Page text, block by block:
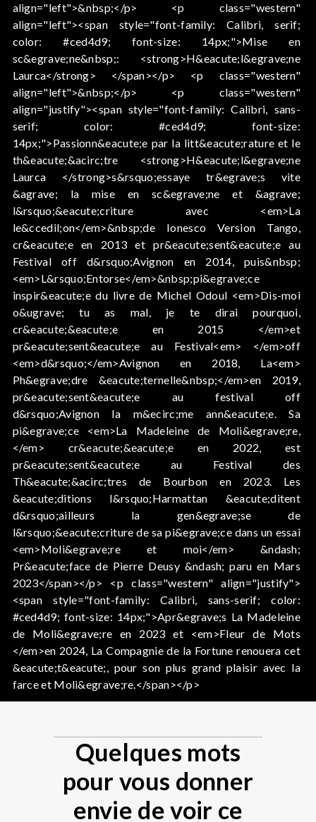
align="left">&nbsp;</p> <p class="western"
align="left"><span style="font-family: Calibri, serif;
color: #ced4d9; font-size: 14px;">Mise en
sc&egrave;ne&nbsp;: <strong>H&eacute;l&egrave;ne
Laurca</strong> </span></p> <p class="western"
align="left">&nbsp;</p> <p class="western"
align="justify"><span style="font-family: Calibri, sans-
serif; color: #ced4d9; font-size:
14px;">Passionn&eacute;e par la litt&eacute;rature et le
th&eacute;&acirc;tre <strong>H&eacute;l&egrave;ne
Laurca </strong>s&rsquo;essaye tr&egrave;s vite
&agrave; la mise en sc&egrave;ne et &agrave;
l&rsquo;&eacute;criture avec <em>La
le&ccedil;on</em>&nbsp;de Ionesco Version Tango,
cr&eacute;e en 2013 et pr&eacute;sent&eacute;e au
Festival off d&rsquo;Avignon en 2014, puis&nbsp;
<em>L&rsquo;Entorse</em>&nbsp;pi&egrave;ce
inspir&eacute;e du livre de Michel Odoul <em>Dis-moi
o&ugrave; tu as mal, je te dirai pourquoi,
cr&eacute;&eacute;e en 2015 </em>et
pr&eacute;sent&eacute;e au Festival<em> </em>off
<em>d&rsquo;</em>Avignon en 2018, La<em>
Ph&egrave;dre &eacute;ternelle&nbsp;</em>en 2019,
pr&eacute;sent&eacute;e au festival off
d&rsquo;Avignon la m&ecirc;me ann&eacute;e. Sa
pi&egrave;ce <em>La Madeleine de Moli&egrave;re,
</em> cr&eacute;&eacute;e en 2022, est
pr&eacute;sent&eacute;e au Festival des
Th&eacute;&acirc;tres de Bourbon en 2023. Les
&eacute;ditions l&rsquo;Harmattan &eacute;ditent
d&rsquo;ailleurs la gen&egrave;se de
l&rsquo;&eacute;criture de sa pi&egrave;ce dans un essai
<em>Moli&egrave;re et moi</em> &ndash;
Pr&eacute;face de Pierre Deusy &ndash; paru en Mars
2023</span></p> <p class="western" align="justify">
<span style="font-family: Calibri, sans-serif; color:
#ced4d9; font-size: 14px;">Apr&egrave;s La Madeleine
de Moli&egrave;re en 2023 et <em>Fleur de Mots
</em>en 2024, La Compagnie de la Fortune renouera cet
&eacute;t&eacute;, pour son plus grand plaisir avec la
farce et Moli&egrave;re.</span></p>
Quelques mots
pour vous donner
envie de voir ce